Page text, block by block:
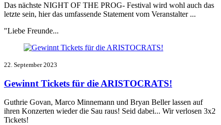
Das nächste NIGHT OF THE PROG- Festival wird wohl auch das
letzte sein, hier das umfassende Statement vom Veranstalter ...
"Liebe Freunde...
22. September 2023
Gewinnt Tickets für die ARISTOCRATS!
Guthrie Govan, Marco Minnemann und Bryan Beller lassen auf
ihren Konzerten wieder die Sau raus! Seid dabei... Wir verlosen 3x2
Tickets!